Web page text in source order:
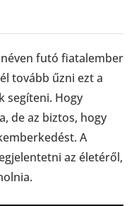
futó fiatalember
tovább űzni ezt a
segíteni. Hogy
de az biztos, hogy
A
az életéről,